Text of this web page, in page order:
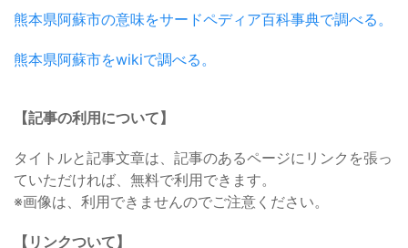
熊本県阿蘇市の意味をサードペディア百科事典で調べる。
熊本県阿蘇市をwikiで調べる。
【記事の利用について】
タイトルと記事文章は、記事のあるページにリンクを張っ
ていただければ、無料で利用できます。
※画像は、利用できませんのでご注意ください。
【リンクついて】